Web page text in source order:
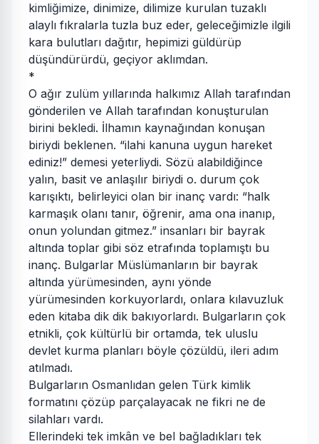
kimliğimize, dinimize, dilimize kurulan tuzaklı
alaylı fıkralarla tuzla buz eder, geleceğimizle ilgili
kara bulutları dağıtır, hepimizi güldürüp
düşündürürdü, geçiyor aklımdan.
*
O ağır zulüm yıllarında halkımız Allah tarafından
gönderilen ve Allah tarafından konuşturulan
birini bekledi. İlhamın kaynağından konuşan
biriydi beklenen. “ilahi kanuna uygun hareket
ediniz!” demesi yeterliydi. Sözü alabildiğince
yalın, basit ve anlaşılır biriydi o. durum çok
karışıktı, belirleyici olan bir inanç vardı: “halk
karmaşık olanı tanır, öğrenir, ama ona inanıp,
onun yolundan gitmez.” insanları bir bayrak
altında toplar gibi söz etrafında toplamıştı bu
inanç. Bulgarlar Müslümanların bir bayrak
altında yürümesinden, aynı yönde
yürümesinden korkuyorlardı, onlara kılavuzluk
eden kitaba dik dik bakıyorlardı. Bulgarların çok
etnikli, çok kültürlü bir ortamda, tek uluslu
devlet kurma planları böyle çözüldü, ileri adım
atılmadı.
Bulgarların Osmanlıdan gelen Türk kimlik
formatını çözüp parçalayacak ne fikri ne de
silahları vardı.
Ellerindeki tek imkân ve bel bağladıkları tek